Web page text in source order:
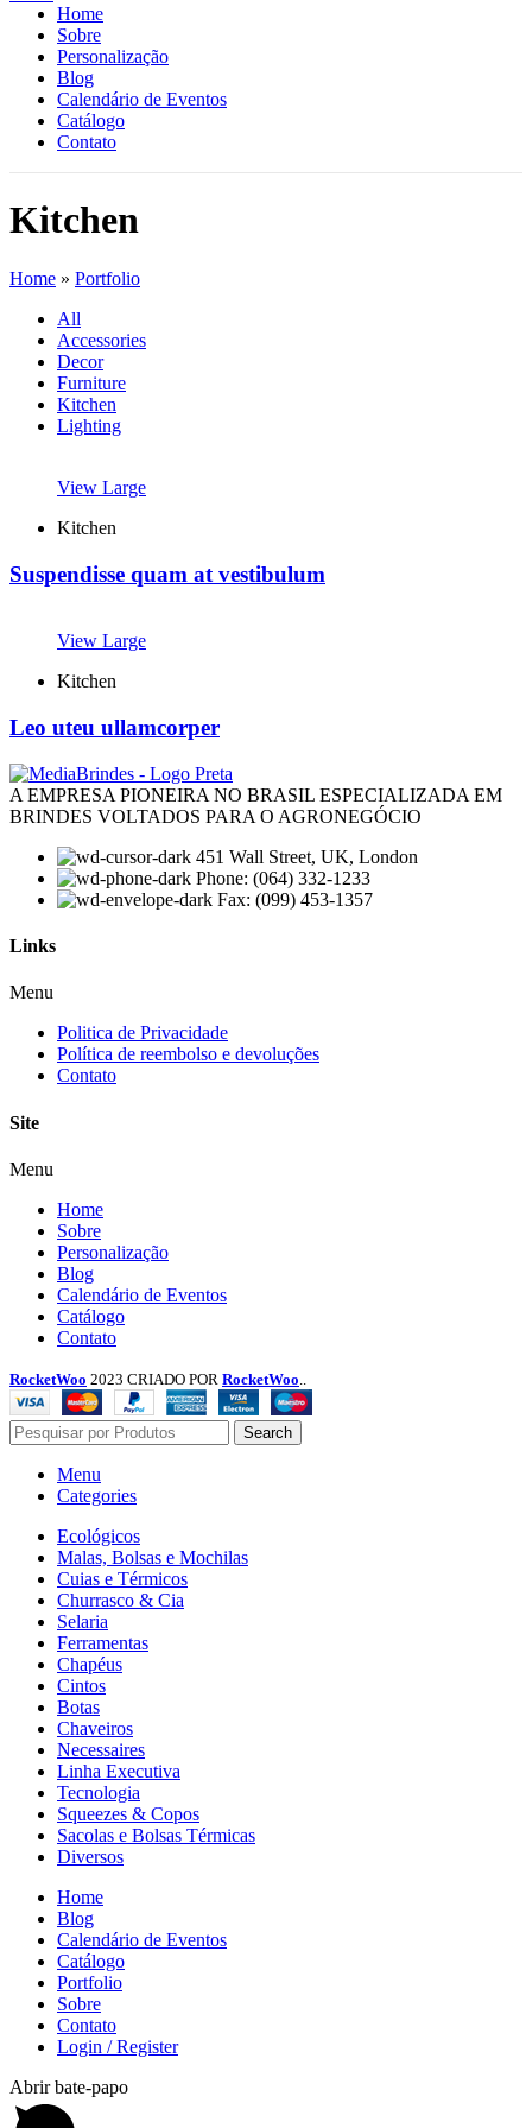
Home
Sobre
Personalização
Blog
Calendário de Eventos
Catálogo
Contato
Kitchen
Home » Portfolio
All
Accessories
Decor
Furniture
Kitchen
Lighting
View Large
Kitchen
Suspendisse quam at vestibulum
View Large
Kitchen
Leo uteu ullamcorper
A EMPRESA PIONEIRA NO BRASIL ESPECIALIZADA EM
BRINDES VOLTADOS PARA O AGRONEGÓCIO
451 Wall Street, UK, London
Phone: (064) 332-1233
Fax: (099) 453-1357
Links
Menu
Politica de Privacidade
Política de reembolso e devoluções
Contato
Site
Menu
Home
Sobre
Personalização
Blog
Calendário de Eventos
Catálogo
Contato
RocketWoo 2023 CRIADO POR RocketWoo
Search
Menu
Categories
Ecológicos
Malas, Bolsas e Mochilas
Cuias e Térmicos
Churrasco & Cia
Selaria
Ferramentas
Chapéus
Cintos
Botas
Chaveiros
Necessaires
Linha Executiva
Tecnologia
Squeezes & Copos
Sacolas e Bolsas Térmicas
Diversos
Home
Blog
Calendário de Eventos
Catálogo
Portfolio
Sobre
Contato
Login / Register
Abrir bate-papo